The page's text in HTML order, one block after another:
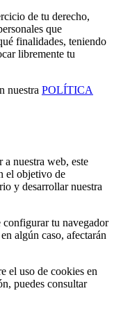
de tu derecho,
que
finalidades, teniendo
libremente tu
nuestra POLÍTICA
a nuestra web, este
el objetivo de
y desarrollar nuestra
tu navegador
algún caso, afectarán
el uso de cookies en
puedes consultar